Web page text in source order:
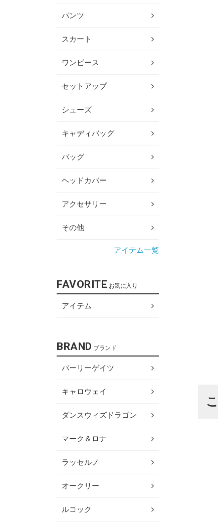
パンツ
スカート
ワンピース
セットアップ
シューズ
キャディバッグ
バッグ
ヘッドカバー
アクセサリー
その他
アイテム一覧
FAVORITE お気に入り
アイテム
BRAND ブランド
パーリーゲイツ
キャロウェイ
ダンスウィズドラゴン
マーク＆ロナ
ラッセルノ
オークリー
ルコック